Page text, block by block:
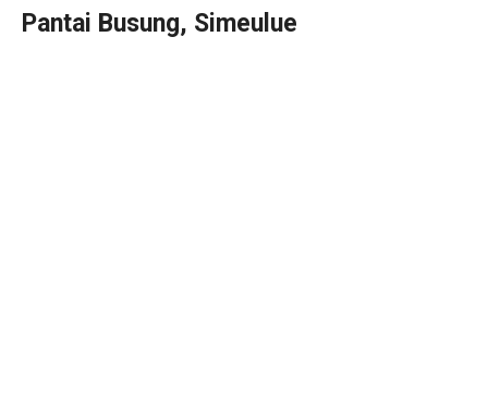
Pantai Busung, Simeulue